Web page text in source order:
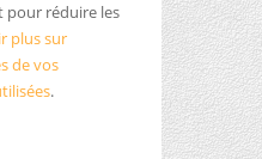
pour réduire les
plus sur
de vos
.